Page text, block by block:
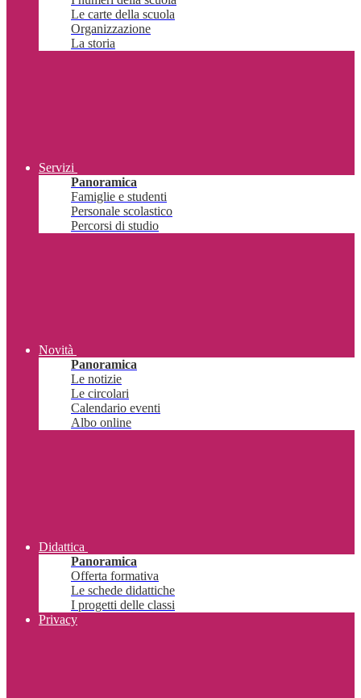
Le carte della scuola
Organizzazione
La storia
Servizi
Panoramica
Famiglie e studenti
Personale scolastico
Percorsi di studio
Novità
Panoramica
Le notizie
Le circolari
Calendario eventi
Albo online
Didattica
Panoramica
Offerta formativa
Le schede didattiche
I progetti delle classi
Privacy